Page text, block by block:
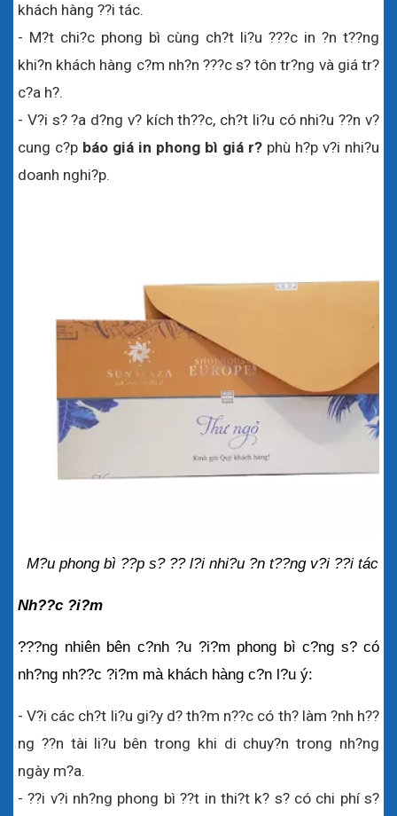
khách hàng ??i tác.
- M?t chi?c phong bì cùng ch?t li?u ???c in ?n t??ng
khi?n khách hàng c?m nh?n ???c s? tôn tr?ng và giá tr?
c?a h?.
- V?i s? ?a d?ng v? kích th??c, ch?t li?u có nhi?u ??n v?
cung c?p báo giá in phong bì giá r? phù h?p v?i nhi?u
doanh nghi?p.
M?u phong bì ??p s? ?? l?i nhi?u ?n t??ng v?i ??i tác
Nh??c ?i?m
???ng nhiên bên c?nh ?u ?i?m phong bì c?ng s? có
nh?ng nh??c ?i?m mà khách hàng c?n l?u ý:
- V?i các ch?t li?u gi?y d? th?m n??c có th? làm ?nh h??
ng ??n tài li?u bên trong khi di chuy?n trong nh?ng
ngày m?a.
- ??i v?i nh?ng phong bì ??t in thi?t k? s? có chi phí s?